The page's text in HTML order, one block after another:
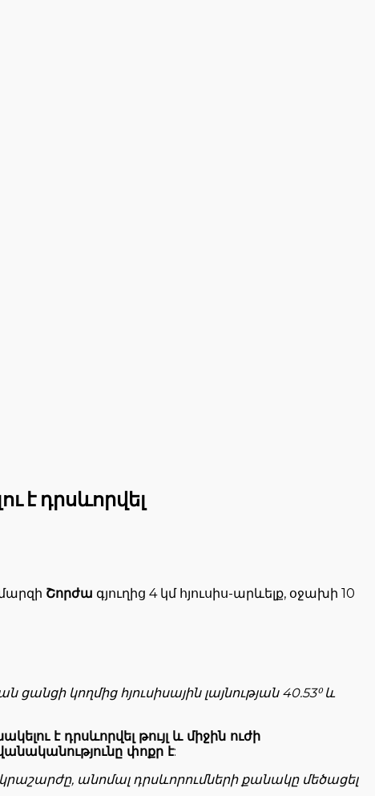
է դրսևորվել
Շորժա գյուղից 4 կմ հյուսիս-արևելք, օջախի 10
կողմից հյուսիսային լայնության 40.53⁰ և
է դրսևորվել թույլ և միջին ուժի
փոքր է:
անոմալ դրսևորումների քանակը մեծացել